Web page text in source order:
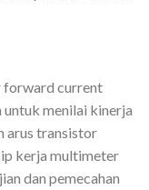
forward current
menilai kinerja
arus transistor
kerja multimeter
dan pemecahan